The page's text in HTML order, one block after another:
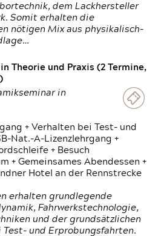
dem Lackhersteller
Somit erhalten die
nötigen Mix aus physikalisch-
Theorie und Praxis (2 Termine,
in
+ Verhalten bei Test- und
Nat.-A-Lizenzlehrgang +
+ Besuch
+ Gemeinsames Abendessen +
Hotel an der Rennstrecke
erhalten grundlegende
Fahrwerkstechnologie,
und der grundsätzlichen
Test- und Erprobungsfahrten.